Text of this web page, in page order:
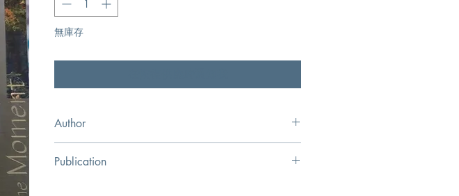
無庫存
Author
Publication